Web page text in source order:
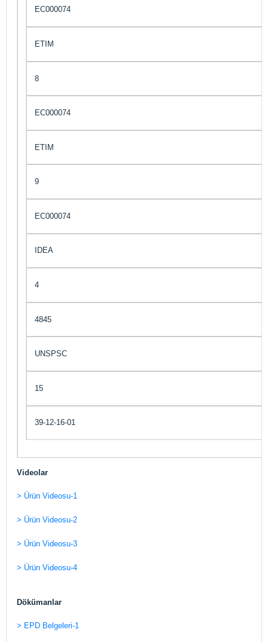
EC000074
ETIM
8
EC000074
ETIM
9
EC000074
IDEA
4
4845
UNSPSC
15
39-12-16-01
Videolar
> Ürün Videosu-1
> Ürün Videosu-2
> Ürün Videosu-3
> Ürün Videosu-4
Dökümanlar
> EPD Belgeleri-1